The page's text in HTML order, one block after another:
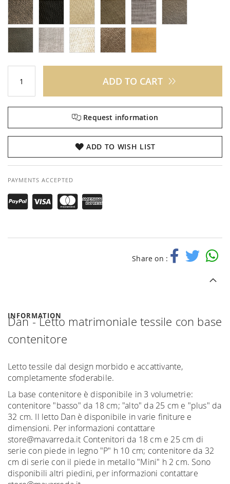
ADD TO CART
Request information
ADD TO WISH LIST
PAYMENTS ACCEPTED
Share on :
INFORMATION
Dan - Letto matrimoniale tessile con base
contenitore
Letto tessile dal design morbido e accattivante,
completamente sfoderabile.
La base contenitore è disponibile in 3 volumetrie:
contenitore "basso" da 18 cm; "alto" da 25 cm e "plus" da
32 cm. Il letto Dan è disponibile in varie finiture e
dimensioni. Per informazioni contattare
store@mavarreda.it Contenitori da 18 cm e 25 cm di
serie con piede in legno "P" h 10 cm; contenitore da 32
cm di serie con il piede in metallo "Mini" h 2 cm. Sono
disponibili altri piedini, per informazioni contattare